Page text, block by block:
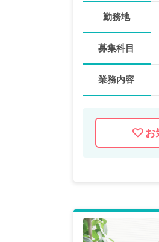
勤務地
募集科目
業務内容
お